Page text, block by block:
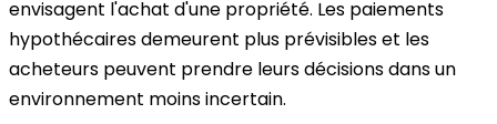
envisagent l'achat d'une propriété. Les paiements
hypothécaires demeurent plus prévisibles et les
acheteurs peuvent prendre leurs décisions dans un
environnement moins incertain.